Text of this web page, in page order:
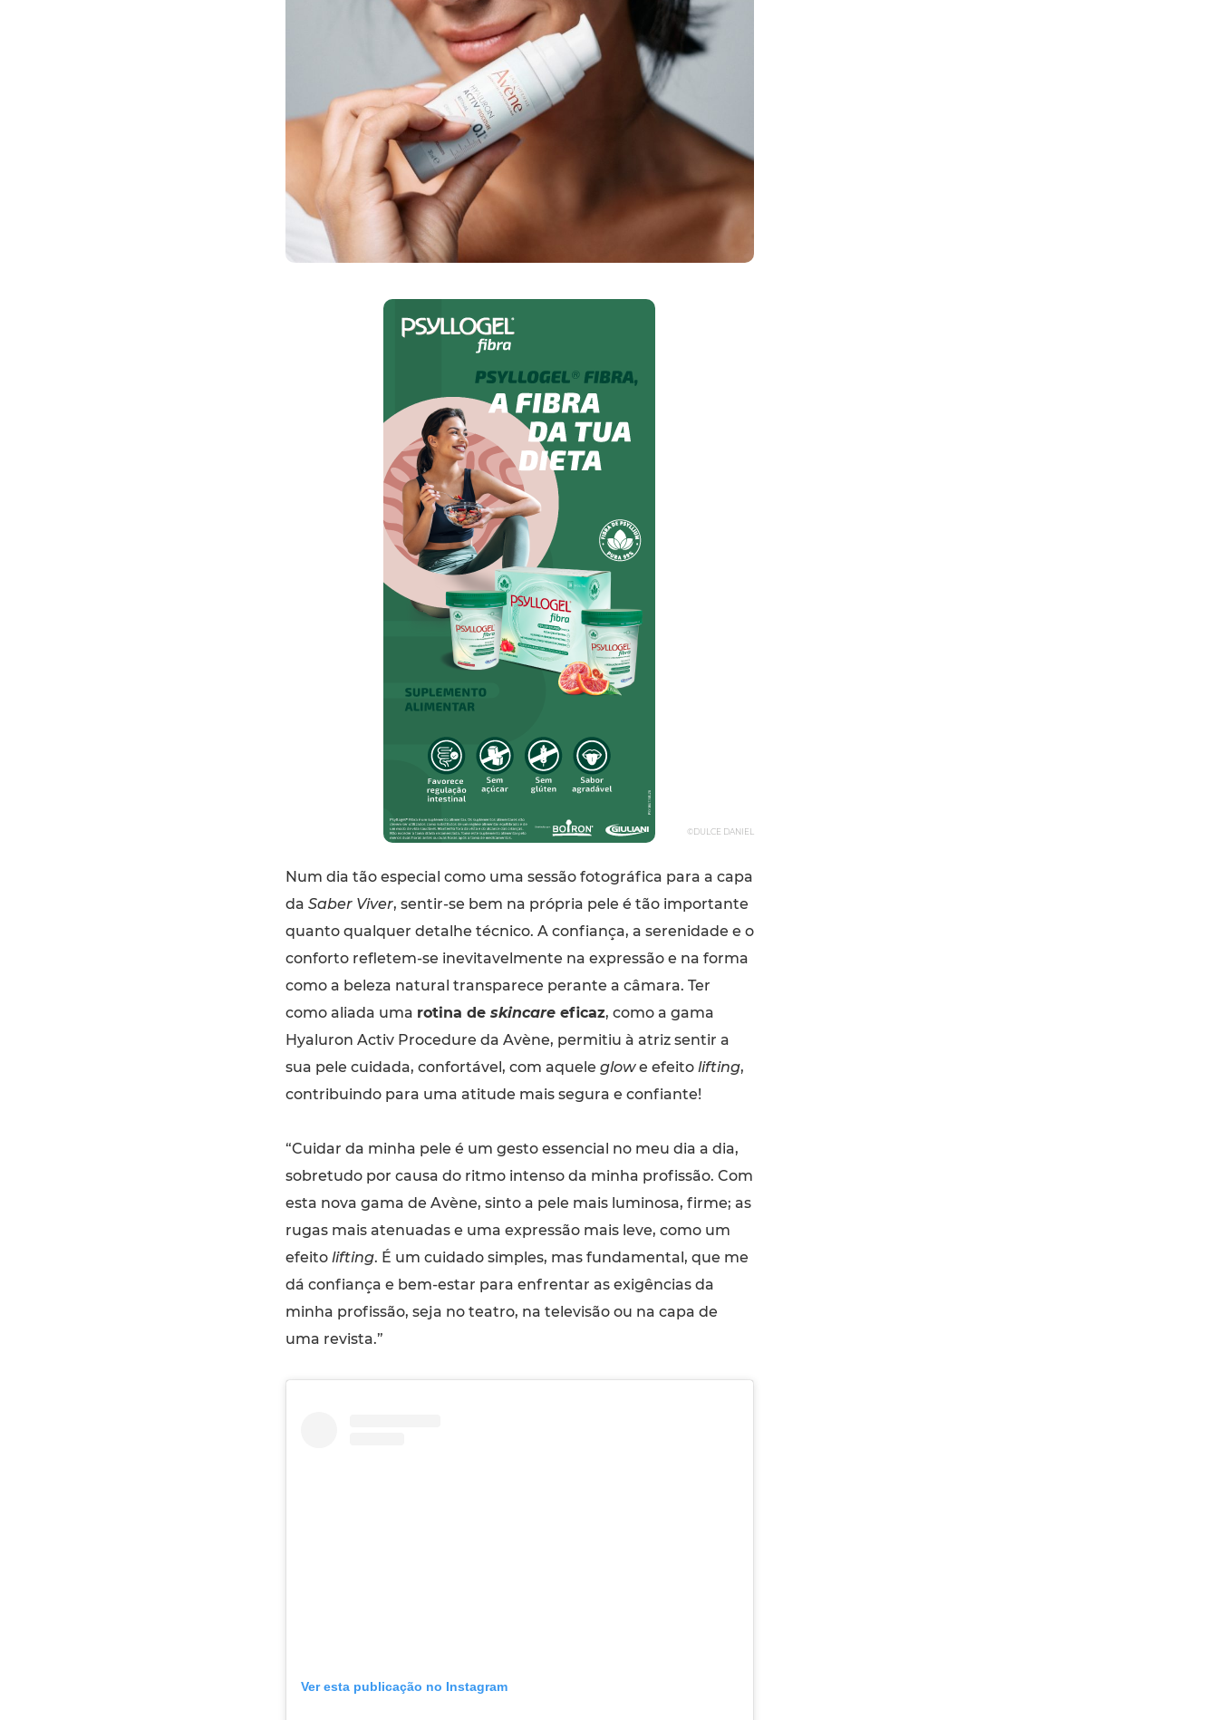
©DULCE DANIEL
Num dia tão especial como uma sessão fotográfica para a capa
da Saber Viver, sentir-se bem na própria pele é tão importante
quanto qualquer detalhe técnico. A confiança, a serenidade e o
conforto refletem-se inevitavelmente na expressão e na forma
como a beleza natural transparece perante a câmara. Ter
como aliada uma rotina de skincareeficaz, como a gama
Hyaluron Activ Procedure da Avène, permitiu à atriz sentir a
sua pele cuidada, confortável, com aquele glowe efeito lifting,
contribuindo para uma atitude mais segura e confiante!
“Cuidar da minha pele é um gesto essencial no meu dia a dia,
sobretudo por causa do ritmo intenso da minha profissão. Com
esta nova gama de Avène, sinto a pele mais luminosa, firme; as
rugas mais atenuadas e uma expressão mais leve, como um
efeito lifting. É um cuidado simples, mas fundamental, que me
dá confiança e bem-estar para enfrentar as exigências da
minha profissão, seja no teatro, na televisão ou na capa de
uma revista.”
Ver esta publicação no Instagram